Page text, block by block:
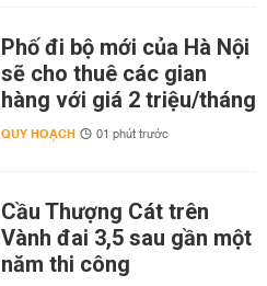
Phố đi bộ mới của Hà Nội
sẽ cho thuê các gian
hàng với giá 2 triệu/tháng
QUY HOẠCH 01 phút trước
Cầu Thượng Cát trên
Vành đai 3,5 sau gần một
năm thi công